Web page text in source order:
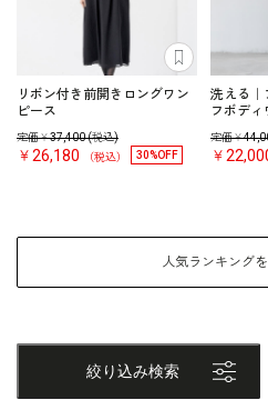
あとで見る
リボン付き前開きロングワン
ピース
定価￥37,400(税込)
￥26,180 （税込） 30%OFF
洗える｜
フボディ
定価￥
￥
人気ランキング
絞り込み検索